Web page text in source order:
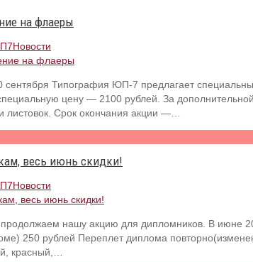
на флаеры
Новости
Типография ЮП-7 предлагает
цену — 2100 рублей. За
листовок. Срок окончания акции —…
весь июнь скидки!
Новости
нашу акцию для дипломников. В июне
250 рублей Переплет диплома
красный,…